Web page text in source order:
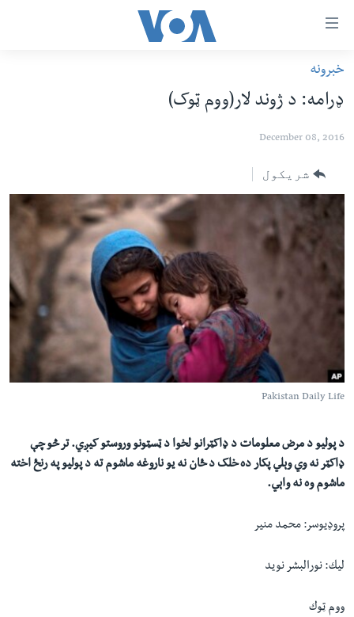
لاس
لینک
واوړئ
دلته
مرکزي
لټون
دلته
لټون
واوړئ
د سېمې خبرونه
پښتونخوا
بلوچستان
پاکستان
ټاکنې
امریکا
نړۍ
افغانستان
داعش او تندروي
ټې وي
اداریه
FOLLOW US
ژبې
خبرونه
ډرامه: د ژوند لار(ووم ټوک)
December 08, 2016
شریکول
Pakistan Daily Life
د پولیو د مرض معلومات د ډاکټرانو لخوا د ټسټونو وروستو کیږي. تر څو چې
ډاکټر نه وي وېلي پکار ده خلک د ځان نه یو ناروغه ماشوم ته د پولیو په رنځ اخته
ماشوم وه نه واېي.
پروډيوسر: محمد منير
ليك: نورالبشر نويد
ووم ټوك